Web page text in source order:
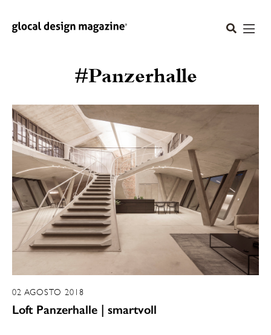
#Panzerhalle
02 AGOSTO 2018
Loft Panzerhalle | smartvoll